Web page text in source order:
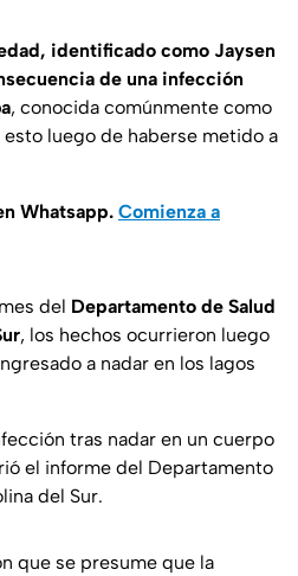
identificado como Jaysen
de una infección
, conocida comúnmente como
esto luego de haberse metido a
Whatsapp. Comienza a
del Departamento de Salud
, los hechos ocurrieron luego
a nadar en los lagos
tras nadar en un cuerpo
el informe del Departamento
del Sur.
que se presume que la